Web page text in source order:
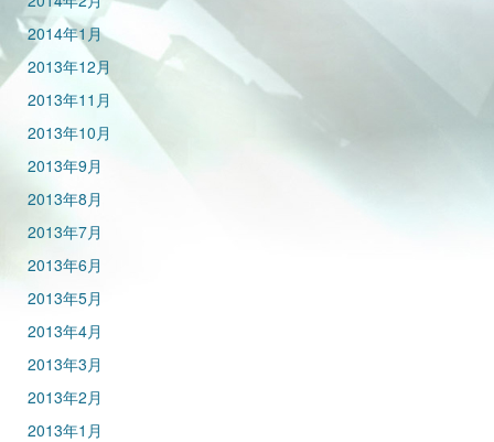
2014年1月
2013年12月
2013年11月
2013年10月
2013年9月
2013年8月
2013年7月
2013年6月
2013年5月
2013年4月
2013年3月
2013年2月
2013年1月